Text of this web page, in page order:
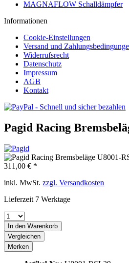
MAGNAFLOW Schalldämpfer
Informationen
Cookie-Einstellungen
Versand und
Widerrufsrecht
Datenschutz
Impressum
AGB
Kontakt
Pagid Racing
311,00 € *
inkl. MwSt. zzgl. Versandkosten
Lieferzeit 7 Werktage
In den Warenkorb
Vergleichen
Merken